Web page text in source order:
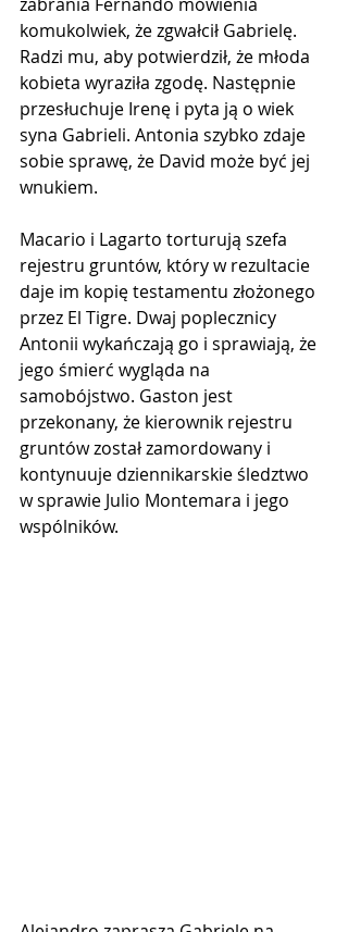
komukolwiek, że zgwałcił Gabrielę.
Radzi mu, aby potwierdził, że młoda
kobieta wyraziła zgodę. Następnie
przesłuchuje Irenę i pyta ją o wiek
syna Gabrieli. Antonia szybko zdaje
sobie sprawę, że David może być jej
wnukiem.
Macario i Lagarto torturują szefa
rejestru gruntów, który w rezultacie
daje im kopię testamentu złożonego
przez El Tigre. Dwaj poplecznicy
Antonii wykańczają go i sprawiają, że
jego śmierć wygląda na
samobójstwo. Gaston jest
przekonany, że kierownik rejestru
gruntów został zamordowany i
kontynuuje dziennikarskie śledztwo
w sprawie Julio Montemara i jego
wspólników.